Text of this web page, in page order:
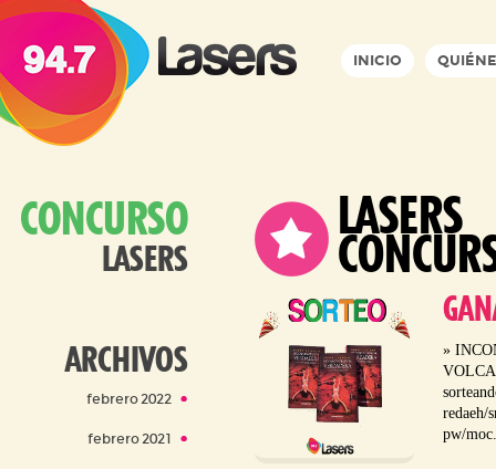
INICIO
CONCURSO
LASERS
ARCHIVOS
febrero 2022
febrero 2021
LASERS
»
redaeh/
pw/